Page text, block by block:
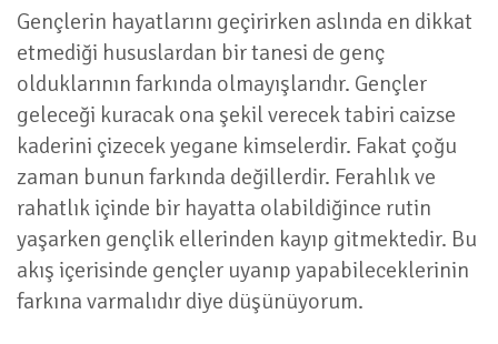
Gençlerin hayatlarını geçirirken aslında en dikkat
etmediği hususlardan bir tanesi de genç
olduklarının farkında olmayışlarıdır. Gençler
geleceği kuracak ona şekil verecek tabiri caizse
kaderini çizecek yegane kimselerdir. Fakat çoğu
zaman bunun farkında değillerdir. Ferahlık ve
rahatlık içinde bir hayatta olabildiğince rutin
yaşarken gençlik ellerinden kayıp gitmektedir. Bu
akış içerisinde gençler uyanıp yapabileceklerinin
farkına varmalıdır diye düşünüyorum.